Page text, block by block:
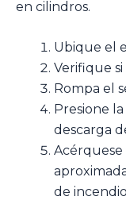
en cilindros.
Ubique el
Verifique
Rompa el
Presione
descarga
Acérquese
de